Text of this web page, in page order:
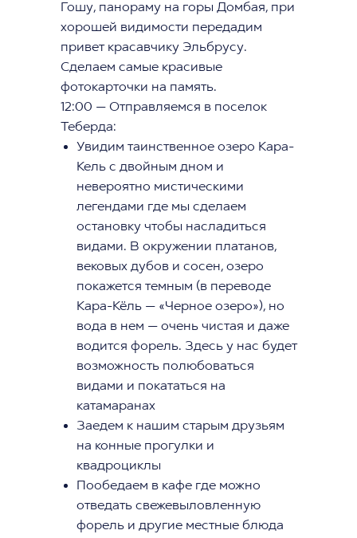
Гошу, панораму на горы Домбая, при
хорошей видимости передадим
привет красавчику Эльбрусу.
Сделаем самые красивые
фотокарточки на память.
12:00 — Отправляемся в поселок
Теберда:
Увидим таинственное озеро Кара-
Кель с двойным дном и
невероятно мистическими
легендами где мы сделаем
остановку чтобы насладиться
видами. В окружении платанов,
вековых дубов и сосен, озеро
покажется темным (в переводе
Кара-Кёль — «Черное озеро»), но
вода в нем — очень чистая и даже
водится форель. Здесь у нас будет
возможность полюбоваться
видами и покататься на
катамаранах
Заедем к нашим старым друзьям
на конные прогулки и
квадроциклы
Пообедаем в кафе где можно
отведать свежевыловленную
форель и другие местные блюда